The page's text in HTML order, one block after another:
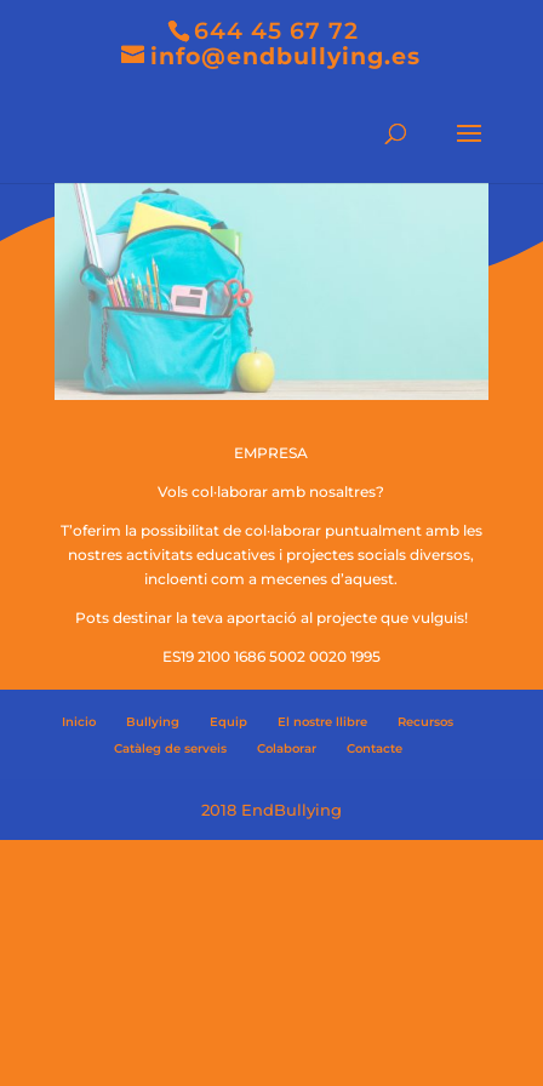
644 45 67 72
info@endbullying.es
EMPRESA
Vols col·laborar amb nosaltres?
T’oferim la possibilitat de col·laborar puntualment amb les
nostres activitats educatives i projectes socials diversos,
incloenti com a mecenes d’aquest.
Pots destinar la teva aportació al projecte que vulguis!
ES19 2100 1686 5002 0020 1995
Inicio Bullying Equip El nostre llibre
Recursos
Catàleg de serveis
Colaborar Contacte
2018 EndBullying